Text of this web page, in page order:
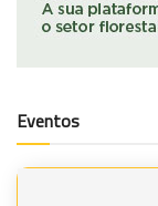
Eventos